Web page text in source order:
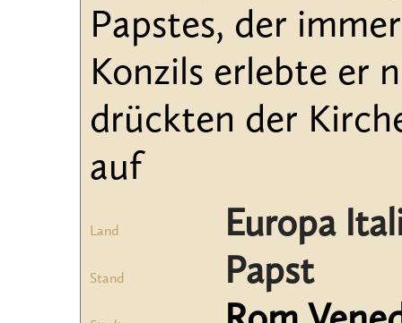
Papstes, der
Konzils erlebte er
drückten der
auf
Land Europa
Stand Papst